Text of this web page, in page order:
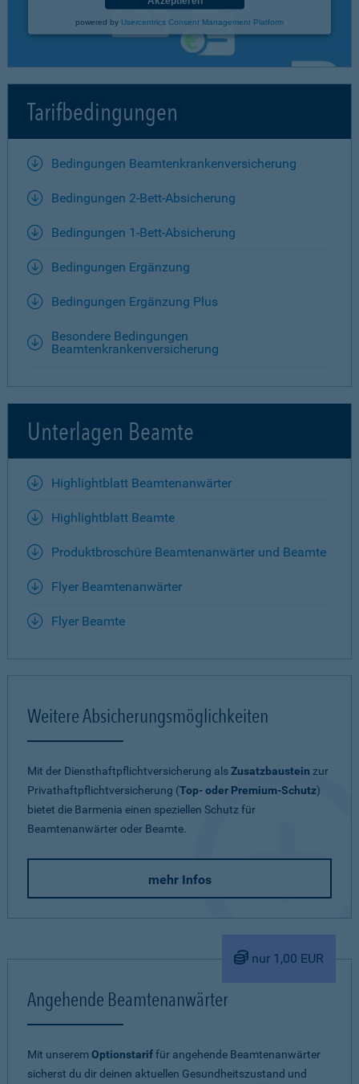
powered by Usercentrics Consent Management Platform
Tarifbedingungen
Bedingungen Beamtenkrankenversicherung
Bedingungen 2-Bett-Absicherung
Bedingungen 1-Bett-Absicherung
Bedingungen Ergänzung
Bedingungen Ergänzung Plus
Besondere Bedingungen
Beamtenkrankenversicherung
Unterlagen Beamte
Highlightblatt Beamtenanwärter
Highlightblatt Beamte
Produktbroschüre Beamtenanwärter und Beamte
Flyer Beamtenanwärter
Flyer Beamte
Weitere Absicherungsmöglichkeiten
Mit der Diensthaftpflichtversicherung alsZusatzbaustein zur
Privathaftpflichtversicherung (Top- oder Premium-Schutz)
bietet die Barmenia einen speziellen Schutz für
Beamtenanwärter oder Beamte.
mehr Infos
nur 1,00 EUR
Angehende Beamtenanwärter
Mit unseremOptionstariffür angehende Beamtenanwärter
sicherst du dir deinen aktuellen Gesundheitszustand und